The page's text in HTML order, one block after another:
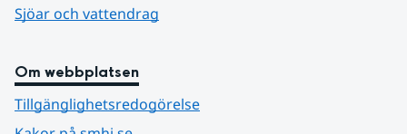
Sjöar och vattendrag
Om webbplatsen
Tillgänglighetsredogörelse